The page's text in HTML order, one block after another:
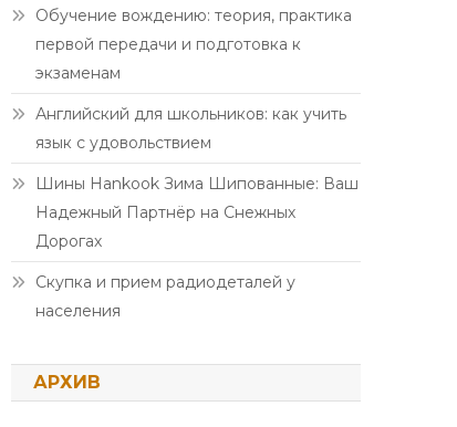
Обучение вождению: теория, практика
первой передачи и подготовка к
экзаменам
Английский для школьников: как учить
язык с удовольствием
Шины Hankook Зима Шипованные: Ваш
Надежный Партнёр на Снежных
Дорогах
Скупка и прием радиодеталей у
населения
АРХИВ